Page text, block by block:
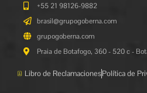
+55 21 98126-9882
brasil@grupogoberna.com
grupogoberna.com
Praia de Botafogo, 360 - 520 c -
Libro de ReclamacionesPolítica de